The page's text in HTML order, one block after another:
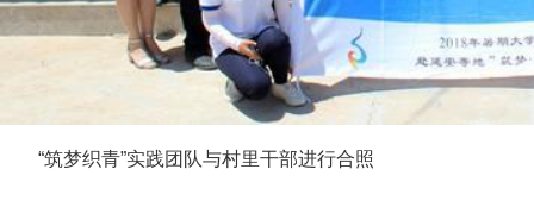
“筑梦织青”实践团队与村里干部进行合照